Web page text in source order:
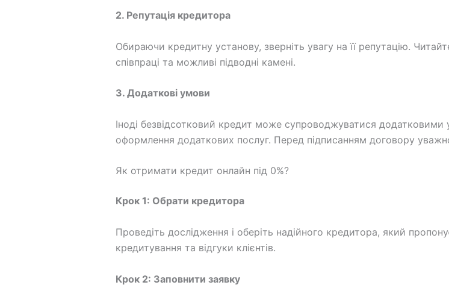
2. Репутація кредитора
Обираючи кредитну установу, зверніть увагу на її репутацію.
співпраці та можливі підводні камені.
3. Додаткові умови
Іноді безвідсотковий кредит може супроводжуватися
оформлення додаткових послуг. Перед підписанням договору
Як отримати кредит онлайн під 0%?
Крок 1: Обрати кредитора
Проведіть дослідження і оберіть надійного кредитора, який
кредитування та відгуки клієнтів.
Крок 2: Заповнити заявку